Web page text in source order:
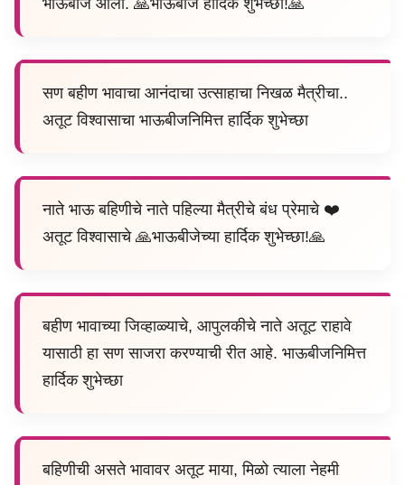
सण बहीण भावाचा आनंदाचा उत्साहाचा निखळ मैत्रीचा..
अतूट विश्वासाचा भाऊबीजनिमित्त हार्दिक शुभेच्छा
नाते भाऊ बहिणीचे नाते पहिल्या मैत्रीचे बंध प्रेमाचे ❤️
अतूट विश्वासाचे 🙏भाऊबीजेच्या हार्दिक शुभेच्छा!🙏
बहीण भावाच्या जिव्हाळ्याचे, आपुलकीचे नाते अतूट राहावे
यासाठी हा सण साजरा करण्याची रीत आहे. भाऊबीजनिमित्त
हार्दिक शुभेच्छा
बहिणीची असते भावावर अतूट माया, मिळो त्याला नेहमी